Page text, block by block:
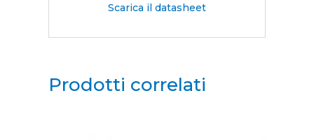
Scarica il datasheet
Prodotti correlati